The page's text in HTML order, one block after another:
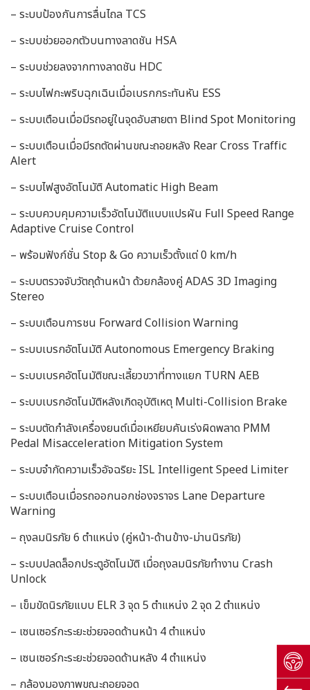
– ระบบป้องกันการลื่นไถล TCS
– ระบบช่วยออกตัวบนทางลาดชัน HSA
– ระบบช่วยลงจากทางลาดชัน HDC
– ระบบไฟกะพริบฉุกเฉินเมื่อเบรกกระทันหัน ESS
– ระบบเตือนเมื่อมีรถอยู่ในจุดอับสายตา Blind Spot Monitoring
– ระบบเตือนเมื่อมีรถตัดผ่านขณะถอยหลัง Rear Cross Traffic
Alert
– ระบบไฟสูงอัตโนมัติ Automatic High Beam
– ระบบควบคุมความเร็วอัตโนมัติแบบแปรผัน Full Speed Range
Adaptive Cruise Control
– พร้อมฟังก์ชั่น Stop & Go ความเร็วตั้งแต่ 0 km/h
– ระบบตรวจจับวัตถุด้านหน้า ด้วยกล้องคู่ ADAS 3D Imaging
Stereo
– ระบบเตือนการชน Forward Collision Warning
– ระบบเบรกอัตโนมัติ Autonomous Emergency Braking
– ระบบเบรคอัตโนมัติขณะเลี้ยวขวาที่ทางแยก TURN AEB
– ระบบเบรกอัตโนมัติหลังเกิดอุบัติเหตุ Multi-Collision Brake
– ระบบตัดกำลังเครื่องยนต์เมื่อเหยียบคันเร่งผิดพลาด PMM
Pedal Misacceleration Mitigation System
– ระบบจำกัดความเร็วอัจฉริยะ ISL Intelligent Speed Limiter
– ระบบเตือนเมื่อรถออกนอกช่องจราจร Lane Departure
Warning
– ถุงลมนิรภัย 6 ตำแหน่ง (คู่หน้า-ด้านข้าง-ม่านนิรภัย)
– ระบบปลดล็อกประตูอัตโนมัติ เมื่อถุงลมนิรภัยทำงาน Crash
Unlock
– เข็มขัดนิรภัยแบบ ELR 3 จุด 5 ตำแหน่ง 2 จุด 2 ตำแหน่ง
– เซนเซอร์กะระยะช่วยจอดด้านหน้า 4 ตำแหน่ง
– เซนเซอร์กะระยะช่วยจอดด้านหลัง 4 ตำแหน่ง
– กล้องมองภาพขณะถอยจอด